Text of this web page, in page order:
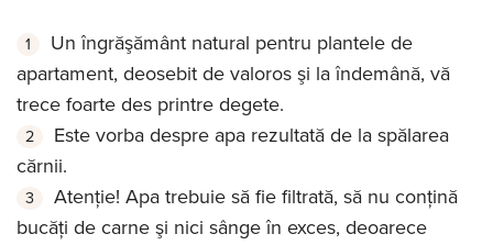
Un îngrăşământ natural pentru plantele de
apartament, deosebit de valoros şi la îndemână, vă
trece foarte des printre degete.
Este vorba despre apa rezultată de la spălarea
cărnii.
Atenţie! Apa trebuie să fie filtrată, să nu conţină
bucăţi de carne şi nici sânge în exces, deoarece